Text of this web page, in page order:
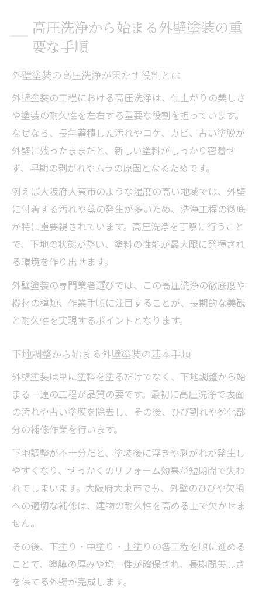
高圧洗浄から始まる外壁塗装の重
要な手順
外壁塗装の高圧洗浄が果たす役割とは
外壁塗装の工程における高圧洗浄は、仕上がりの美しさ
や塗装の耐久性を左右する重要な役割を担っています。
なぜなら、長年蓄積した汚れやコケ、カビ、古い塗膜が
外壁に残ったままだと、新しい塗料がしっかり密着せ
ず、早期の剥がれやムラの原因となるためです。
例えば大阪府大東市のような湿度の高い地域では、外壁
に付着する汚れや藻の発生が多いため、洗浄工程の徹底
が特に重要視されています。高圧洗浄を丁寧に行うこと
で、下地の状態が整い、塗料の性能が最大限に発揮され
る環境を作り出せます。
外壁塗装の専門業者選びでは、この高圧洗浄の徹底度や
機材の種類、作業手順に注目することが、長期的な美観
と耐久性を実現するポイントとなります。
下地調整から始まる外壁塗装の基本手順
外壁塗装は単に塗料を塗るだけでなく、下地調整から始
まる一連の工程が品質の要です。最初に高圧洗浄で表面
の汚れや古い塗膜を除去し、その後、ひび割れや劣化部
分の補修作業を行います。
下地調整が不十分だと、塗装後に浮きや剥がれが発生し
やすくなり、せっかくのリフォーム効果が短期間で失わ
れてしまいます。大阪府大東市でも、外壁のひびや欠損
への適切な補修は、建物の耐久性を高める上で欠かせま
せん。
その後、下塗り・中塗り・上塗りの各工程を順に進める
ことで、塗膜の厚みや均一性が確保され、長期間美しさ
を保てる外壁が完成します。